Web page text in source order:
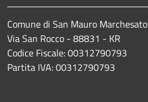
Comune di San Mauro Marchesato
Via San Rocco - 88831 - KR
Codice Fiscale: 00312790793
Partita IVA: 00312790793